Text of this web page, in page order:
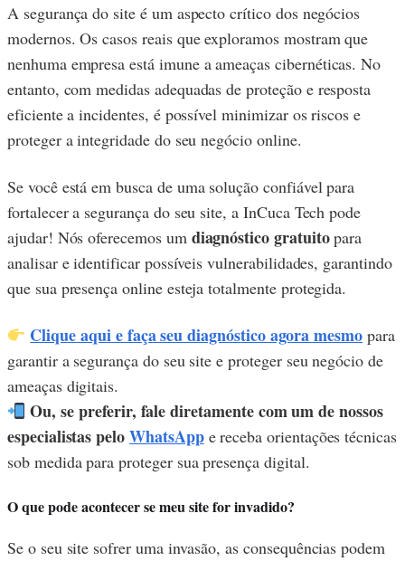
A segurança do site é um aspecto crítico dos negócios
modernos. Os casos reais que exploramos mostram que
nenhuma empresa está imune a ameaças cibernéticas. No
entanto, com medidas adequadas de proteção e resposta
eficiente a incidentes, é possível minimizar os riscos e
proteger a integridade do seu negócio online.
Se você está em busca de uma solução confiável para
fortalecer a segurança do seu site, a InCuca Tech pode
ajudar! Nós oferecemos um diagnóstico gratuitopara
analisar e identificar possíveis vulnerabilidades, garantindo
que sua presença online esteja totalmente protegida.
Clique aqui e faça seu diagnóstico agora mesmopara
garantir a segurança do seu site e proteger seu negócio de
ameaças digitais.
Ou, se preferir, fale diretamente com um de nossos
especialistas peloWhatsAppe receba orientações técnicas
sob medida para proteger sua presença digital.
O que pode acontecer se meu site for invadido?
Se o seu site sofrer uma invasão, as consequências podem